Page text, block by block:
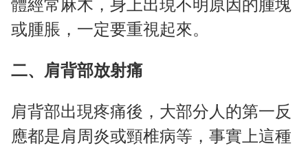
體經常麻木，身上出現不明原因的腫塊
或腫脹，一定要重視起來。
二、肩背部放射痛
肩背部出現疼痛後，大部分人的第一反
應都是肩周炎或頸椎病等，事實上這種